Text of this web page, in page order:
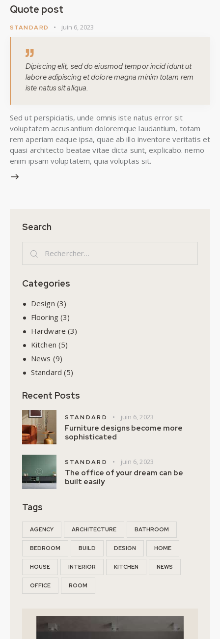
Quote post
STANDARD juin 6, 2023
Dipiscing elit, sed do eiusmod tempor incid idunt ut
labore adipiscing et dolore magna minim totam rem
iste natus sit aliqua.
Sed ut perspiciatis, unde omnis iste natus error sit
voluptatem accusantium doloremque laudantium, totam
rem aperiam eaque ipsa, quae ab illo inventore veritatis et
quasi architecto beatae vitae dicta sunt, explicabo. nemo
enim ipsam voluptatem, quia voluptas sit.
Search
Categories
Design (3)
Flooring(3)
Hardware (3)
Kitchen (5)
News (9)
Standard (5)
Recent Posts
STANDARD juin 6, 2023
Furniture designs become more
sophisticated
STANDARD juin 6, 2023
The office of your dream can be
built easily
Tags
AGENCY ARCHITECTURE BATHROOM
BEDROOM BUILD DESIGN HOME
HOUSE INTERIOR KITCHEN NEWS
OFFICE ROOM